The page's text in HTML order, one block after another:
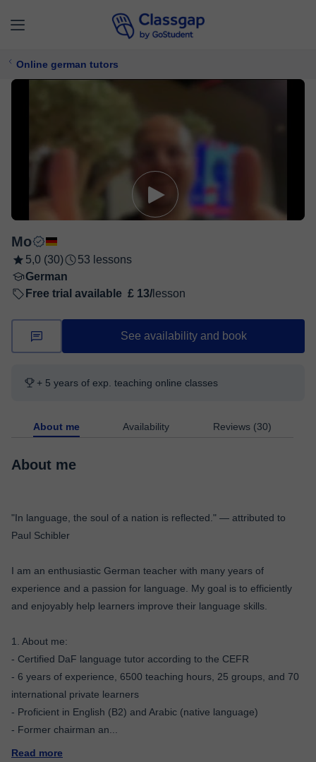
Online german tutors
Mo
5,0 (30)
53 lessons
German
Free trial available £ 13/ lesson
See availability and book
+ 5 years of exp. teaching online classes
About me Availability Reviews (30)
About me
"In language, the soul of a nation is reflected." — attributed to
Paul Schibler
I am an enthusiastic German teacher with many years of
experience and a passion for language. My goal is to efficiently
and enjoyably help learners improve their language skills.
1. About me:
- Certified DaF language tutor according to the CEFR
- 6 years of experience, 6500 teaching hours, 25 groups, and 70
international private learners
- Proficient in English (B2) and Arabic (native language)
- Former chairman an
Read more